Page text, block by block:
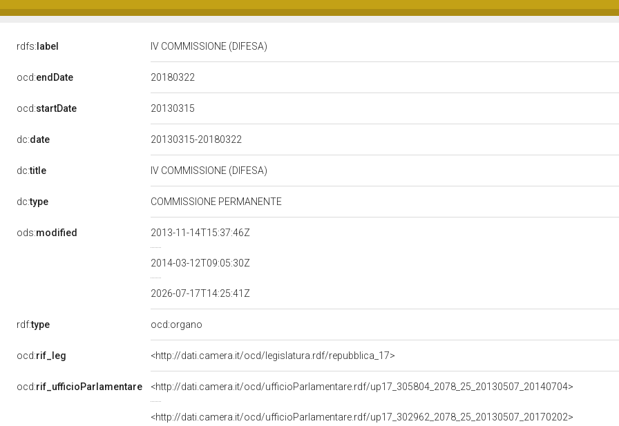
rdfs: label IV COMMISSIONE (DIFESA)
ocd:endDate 20180322
ocd:startDate 20130315
dc:date 20130315-20180322
dc:title IV COMMISSIONE (DIFESA)
dc:type COMMISSIONE PERMANENTE
ods:modified 2013-11-14T15:37:46Z
2014-03-12T09:05:30Z
2026-07-17T14:25:41Z
rdf:type
ocd:organo
organo
<http://dati.camera.it/ocd/legislatura.rdf/repubblica_17>
Legislatura XVII della Repubblica (15.03.2013-22.03.2018)
<http://dati.camera.it/ocd/ufficioParlamentare.rdf/up17_305804_2078_25_20130507_20140704>